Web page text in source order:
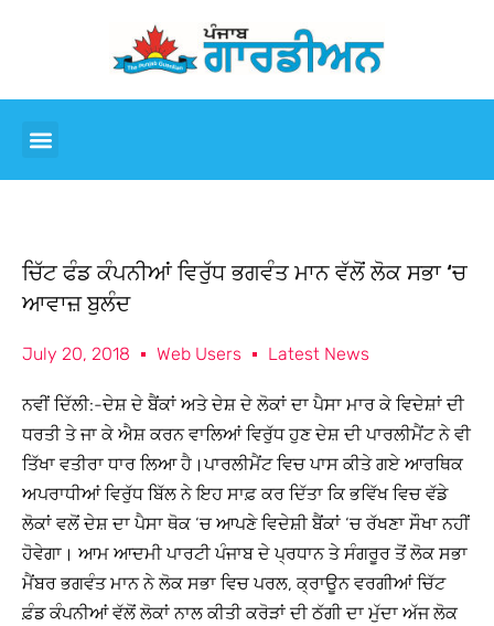
ਚਿੱਟ ਫੰਡ ਕੰਪਨੀਆਂ ਵਿਰੁੱਧ ਭਗਵੰਤ ਮਾਨ ਵੱਲੋਂ ਲੋਕ ਸਭਾ ‘ਚ
ਆਵਾਜ਼ ਬੁਲੰਦ
July 20, 2018 Web Users Latest News
ਨਵੀਂ ਦਿੱਲੀ:-ਦੇਸ਼ ਦੇ ਬੈਂਕਾਂ ਅਤੇ ਦੇਸ਼ ਦੇ ਲੋਕਾਂ ਦਾ ਪੈਸਾ ਮਾਰ ਕੇ ਵਿਦੇਸ਼ਾਂ ਦੀ
ਧਰਤੀ ਤੇ ਜਾ ਕੇ ਐਸ਼ ਕਰਨ ਵਾਲਿਆਂ ਵਿਰੁੱਧ ਹੁਣ ਦੇਸ਼ ਦੀ ਪਾਰਲੀਮੈਂਟ ਨੇ ਵੀ
ਤਿੱਖਾ ਵਤੀਰਾ ਧਾਰ ਲਿਆ ਹੈ।ਪਾਰਲੀਮੈਂਟ ਵਿਚ ਪਾਸ ਕੀਤੇ ਗਏ ਆਰਥਿਕ
ਅਪਰਾਧੀਆਂ ਵਿਰੁੱਧ ਬਿੱਲ ਨੇ ਇਹ ਸਾਫ਼ ਕਰ ਦਿੱਤਾ ਕਿ ਭਵਿੱਖ ਵਿਚ ਵੱਡੇ
ਲੋਕਾਂ ਵਲੋਂ ਦੇਸ਼ ਦਾ ਪੈਸਾ ਥੋਕ ‘ਚ ਆਪਣੇ ਵਿਦੇਸ਼ੀ ਬੈਂਕਾਂ ‘ਚ ਰੱਖਣਾ ਸੌਖਾ ਨਹੀਂ
ਹੋਵੇਗਾ। ਆਮ ਆਦਮੀ ਪਾਰਟੀ ਪੰਜਾਬ ਦੇ ਪ੍ਰਧਾਨ ਤੇ ਸੰਗਰੂਰ ਤੋਂ ਲੋਕ ਸਭਾ
ਮੈਂਬਰ ਭਗਵੰਤ ਮਾਨ ਨੇ ਲੋਕ ਸਭਾ ਵਿਚ ਪਰਲ, ਕ੍ਰਾਊਨ ਵਰਗੀਆਂ ਚਿੱਟ
ਫ਼ੰਡ ਕੰਪਨੀਆਂ ਵੱਲੋਂ ਲੋਕਾਂ ਨਾਲ ਕੀਤੀ ਕਰੋੜਾਂ ਦੀ ਠੱਗੀ ਦਾ ਮੁੱਦਾ ਅੱਜ ਲੋਕ